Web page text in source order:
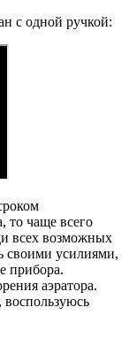
с одной ручкой:
то чаще всего
всех возможных
своими усилиями,
прибора.
аэратора.
воспользуюсь